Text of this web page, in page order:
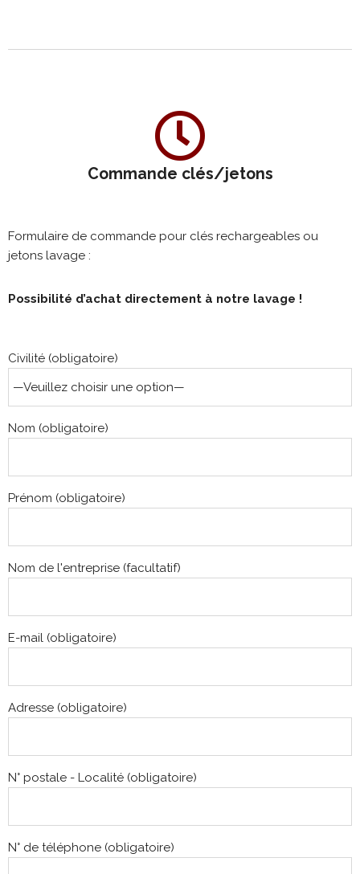
Commande clés/jetons​
Formulaire de commande pour clés rechargeables ou
jetons lavage :
Possibilité d’achat directement à notre lavage !
Civilité (obligatoire)
Nom (obligatoire)
Prénom (obligatoire)
Nom de l'entreprise (facultatif)
E-mail (obligatoire)
Adresse (obligatoire)
N° postale - Localité (obligatoire)
N° de téléphone (obligatoire)